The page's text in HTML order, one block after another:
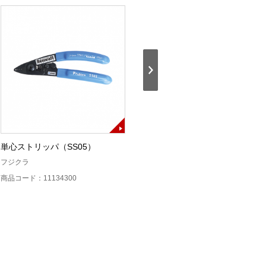
単心ストリッパ（SS05）
フジクラ
商品コード：11134300